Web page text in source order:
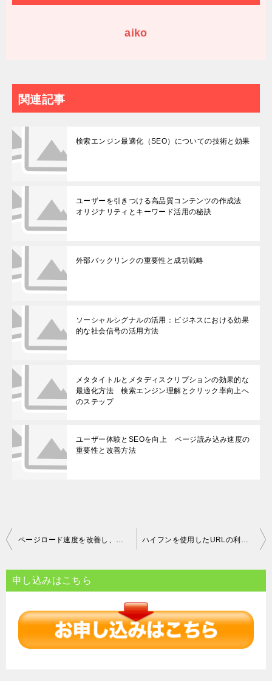
aiko
関連記事
検索エンジン最適化（SEO）についての技術と効果
ユーザーを引きつける高品質コンテンツの作成法
オリジナリティとキーワード活用の秘訣
外部バックリンクの重要性と成功戦略
ソーシャルシグナルの活用：ビジネスにおける効果
的な社会信号の活用方法
メタタイトルとメタディスクリプションの効果的な
最適化方法 検索エンジン理解とクリック率向上へ
のステップ
ユーザー体験とSEOを向上 ページ読み込み速度の
重要性と改善方法
投
ナ
ページロード速度を改善し、レスポンシブデザインとモバイルユーザーエクスペリエンスを向上させる方法 ハイフンを使用したURLの利点とは？明確なキーワードの効果的な表現について
申し込みはこちら